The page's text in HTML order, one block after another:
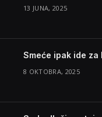
13 JUNA, 2025
Smeće ipak ide za
8 OKTOBRA, 2025